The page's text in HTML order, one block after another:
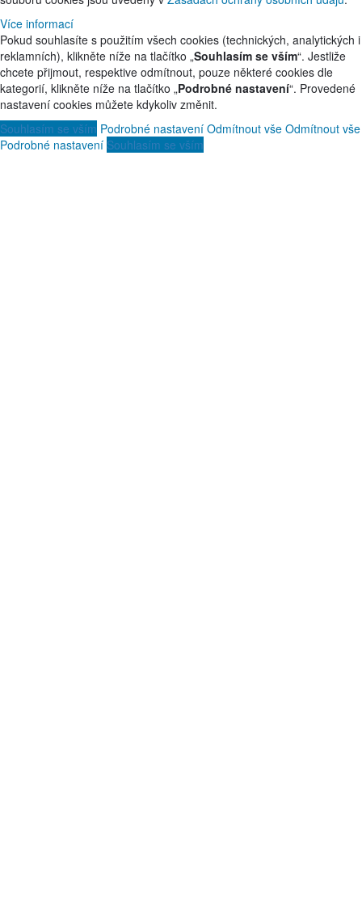
Více informací
Pokud souhlasíte s použitím všech cookies (technických, analytických i
reklamních), klikněte níže na tlačítko „Souhlasím se vším“. Jestliže
chcete přijmout, respektive odmítnout, pouze některé cookies dle
kategorií, klikněte níže na tlačítko „Podrobné nastavení“. Provedené
nastavení cookies můžete kdykoliv změnit.
Souhlasím se vším Podrobné nastavení Odmítnout vše Odmítnout vše
Podrobné nastavení Souhlasím se vším